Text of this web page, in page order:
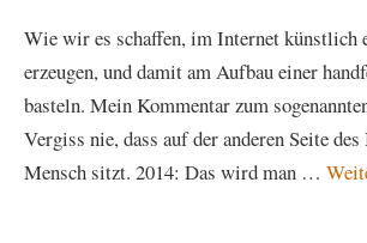
Wie wir es schaffen, im Internet künstlich
erzeugen, und damit am Aufbau einer
basteln. Mein Kommentar zum
Vergiss nie, dass auf der anderen Seite
Mensch sitzt. 2014: Das wird man …